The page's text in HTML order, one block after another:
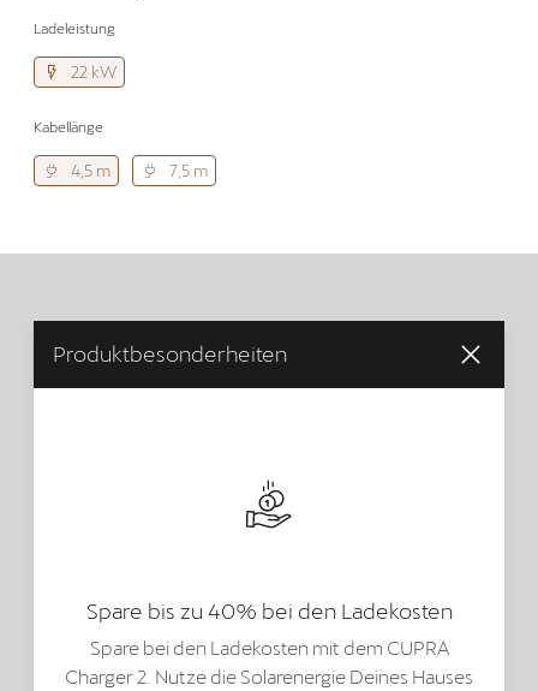
Ladeleistung
22 kW
Kabellänge
4,5 m 7,5 m
Produktbesonderheiten
Spare bis zu 40% bei den Ladekosten
Spare bei den Ladekosten mit dem CUPRA
Charger 2. Nutze die Solarenergie Deines Hauses